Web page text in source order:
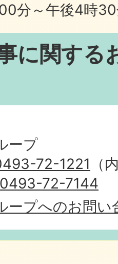
分～午後4時
に関する
ープ
72-1221 （
0493-72-7144
ープへのお問い